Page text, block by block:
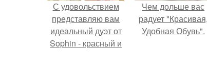
С удовольствием
представляю вам
идеальный дуэт от
Sophin - красный и
Чем дольше вас
радует "Красивая,
Удобная Обувь".